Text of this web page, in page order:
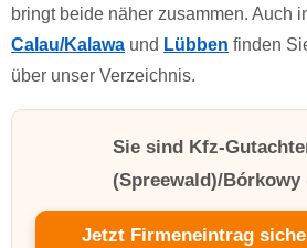
bringt beide näher zusammen. Auch
Calau/Kalawa und Lübben finden
über unser Verzeichnis.
Sie sind Kfz-
(Spreewald)/Bórkowy
Jetzt Firmeneintrag